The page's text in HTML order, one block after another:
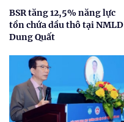
BSR tăng 12,5% năng lực
tồn chứa dầu thô tại NMLD
Dung Quất